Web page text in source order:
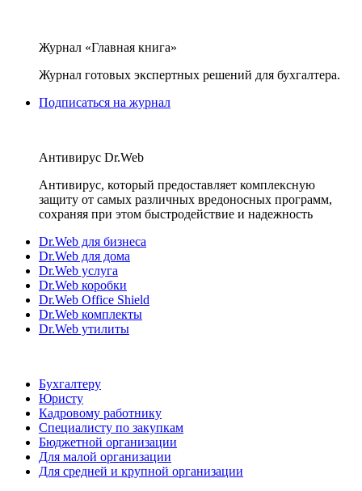
Журнал «Главная книга»
Журнал готовых экспертных решений для бухгалтера.
Подписаться на журнал
Антивирус Dr.Web
Антивирус, который предоставляет комплексную
защиту от самых различных вредоносных программ,
сохраняя при этом быстродействие и надежность
Dr.Web для бизнеса
Dr.Web для дома
Dr.Web услуга
Dr.Web коробки
Dr.Web Office Shield
Dr.Web комплекты
Dr.Web утилиты
Бухгалтеру
Юристу
Кадровому работнику
Специалисту по закупкам
Бюджетной организации
Для малой организации
Для средней и крупной организации